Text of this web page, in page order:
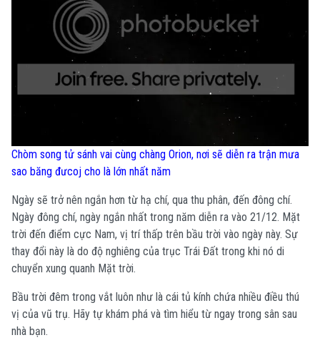
Chòm song tử sánh vai cùng chàng Orion, nơi sẽ diễn ra trận mưa
sao băng đưcoj cho là lớn nhất năm
Ngày sẽ trở nên ngắn hơn từ hạ chí, qua thu phân, đến đông chí.
Ngày đông chí, ngày ngắn nhất trong năm diễn ra vào 21/12. Mặt
trời đến điểm cực Nam, vị trí thấp trên bầu trời vào ngày này. Sự
thay đổi này là do độ nghiêng của trục Trái Đất trong khi nó di
chuyển xung quanh Mặt trời.
Bầu trời đêm trong vắt luôn như là cái tủ kính chứa nhiều điều thú
vị của vũ trụ. Hãy tự khám phá và tìm hiểu từ ngay trong sân sau
nhà bạn.